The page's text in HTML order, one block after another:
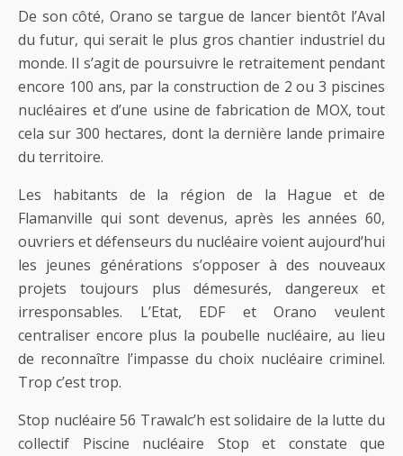
De son côté, Orano se targue de lancer bientôt l’Aval
du futur, qui serait le plus gros chantier industriel du
monde. Il s’agit de poursuivre le retraitement pendant
encore 100 ans, par la construction de 2 ou 3 piscines
nucléaires et d’une usine de fabrication de MOX, tout
cela sur 300 hectares, dont la dernière lande primaire
du territoire.
Les habitants de la région de la Hague et de
Flamanville qui sont devenus, après les années 60,
ouvriers et défenseurs du nucléaire voient aujourd’hui
les jeunes générations s’opposer à des nouveaux
projets toujours plus démesurés, dangereux et
irresponsables. L’Etat, EDF et Orano veulent
centraliser encore plus la poubelle nucléaire, au lieu
de reconnaître l’impasse du choix nucléaire criminel.
Trop c’est trop.
Stop nucléaire 56 Trawalc’h est solidaire de la lutte du
collectif Piscine nucléaire Stop et constate que